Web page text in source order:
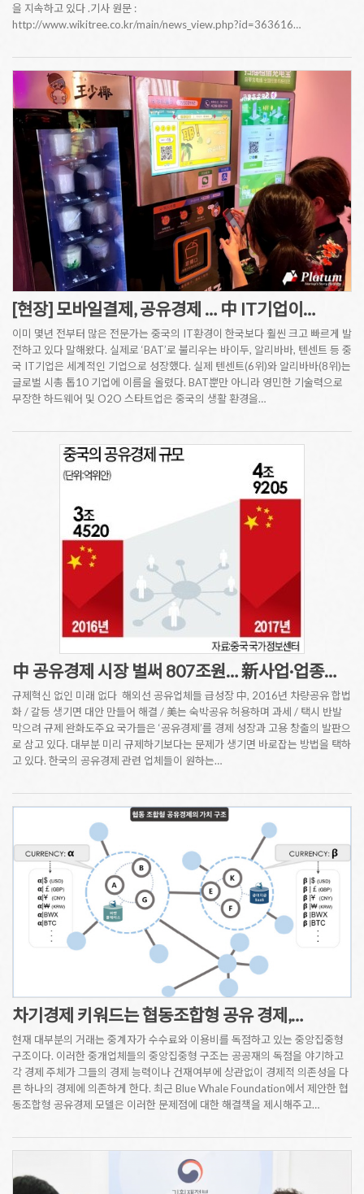
을 지속하고 있다 .기사 원문 :
http://www.wikitree.co.kr/main/news_view.php?id=363616…
[현장] 모바일결제, 공유경제 … 中 IT기업이…
이미 몇년 전부터 많은 전문가는 중국의 IT환경이 한국보다 훨씬 크고 빠르게 발
전하고 있다 말해왔다. 실제로 ‘BAT’로 불리우는 바이두, 알리바바, 텐센트 등 중
국 IT기업은 세계적인 기업으로 성장했다. 실제 텐센트(6위)와 알리바바(8위)는
글로벌 시총 톱10 기업에 이름을 올렸다. BAT뿐만 아니라 영민한 기술력으로
무장한 하드웨어 및 O2O 스타트업은 중국의 생활 환경을…
中 공유경제 시장 벌써 807조원… 新사업·업종…
규제혁신 없인 미래 없다 해외선 공유업체들 급성장 中, 2016년 차량공유 합법
화 / 갈등 생기면 대안 만들어 해결 / 美는 숙박공유 허용하며 과세 / 택시 반발
막으려 규제 완화도주요 국가들은 ‘공유경제’를 경제 성장과 고용 창출의 발판으
로 삼고 있다. 대부분 미리 규제하기보다는 문제가 생기면 바로잡는 방법을 택하
고 있다. 한국의 공유경제 관련 업체들이 원하는…
차기경제 키워드는 협동조합형 공유 경제,…
현재 대부분의 거래는 중계자가 수수료와 이용비를 독점하고 있는 중앙집중형
구조이다. 이러한 중개업체들의 중앙집중형 구조는 공공재의 독점을 야기하고
각 경제 주체가 그들의 경제 능력이나 건재여부에 상관없이 경제적 의존성을 다
른 하나의 경제에 의존하게 한다. 최근 Blue Whale Foundation에서 제안한 협
동조합형 공유경제 모델은 이러한 문제점에 대한 해결책을 제시해주고…